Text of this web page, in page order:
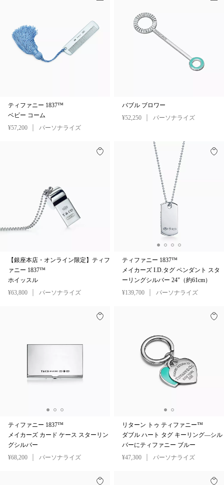
ティファニー 1837™
ベビー コーム
¥57,200
パーソナライズ
バブル ブロワー
¥52,250
パーソナライズ
【銀座本店・オンライン限定】ティフ
ァニー 1837™
ホイッスル
¥63,800
パーソナライズ
ティファニー 1837™
メイカーズ I.D.タグ ペンダント スタ
ーリングシルバー 24"（約61cm）
¥139,700
パーソナライズ
ティファニー 1837™
メイカーズ カード ケース スターリン
グシルバー
¥68,200
パーソナライズ
リターン トゥ ティファニー™
ダブル ハート タグ キーリング—シル
バーにティファニー ブルー
¥47,300
パーソナライズ